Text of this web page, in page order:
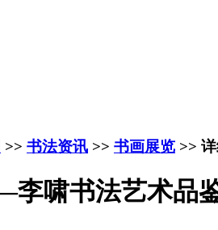
>> 书法资讯 >> 书画展览 >>
啸书法艺术品